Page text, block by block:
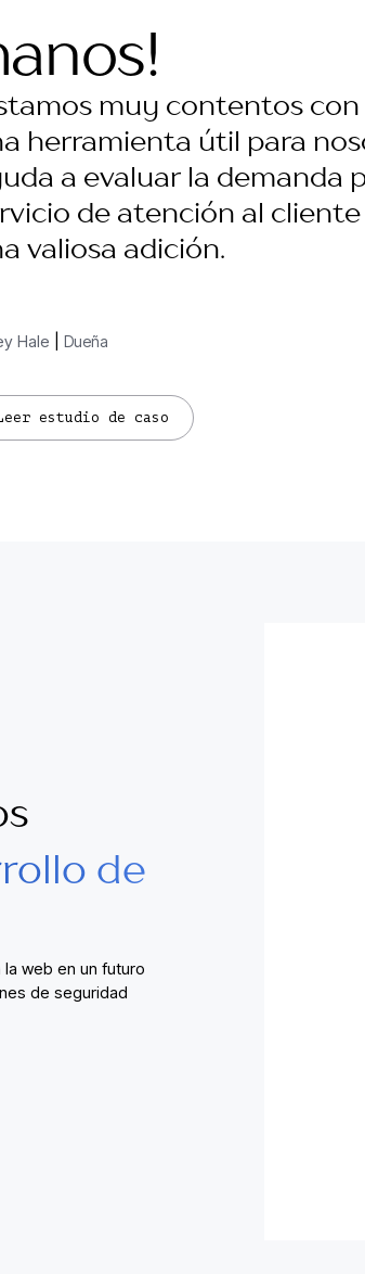
muy contentos
herramienta útil para
a evaluar la demanda
de atención al
valiosa adición.
Hale |Dueña
Leer estudio de caso
de
web en un futuro
de seguridad